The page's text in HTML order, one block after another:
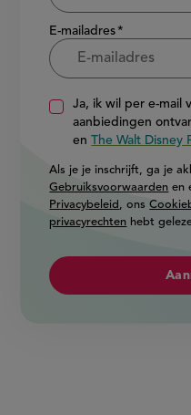
E-mailadres
Ja, ik wil per e-mail
aanbiedingen
enThe Walt Disney
Als je je inschrijft, ga je
Gebruiksvoorwaarden en
Privacybeleid , ons
privacyrechten hebt